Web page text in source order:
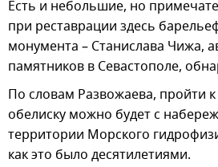
Есть и небольшие, но
при реставрации здесь
монумента – Станислава Чижа,
памятников в Севастополе,
По словам Развожаева, пройти
обелиску можно будет с
территории Морского
как это было десятилетиями.